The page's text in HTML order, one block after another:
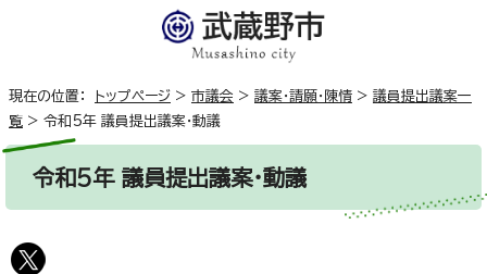
現在の位置： トップページ > 市議会 > 議案・請願・陳情 > 議員提出議案一
覧 > 令和5年 議員提出議案・動議
令和5年 議員提出議案・動議